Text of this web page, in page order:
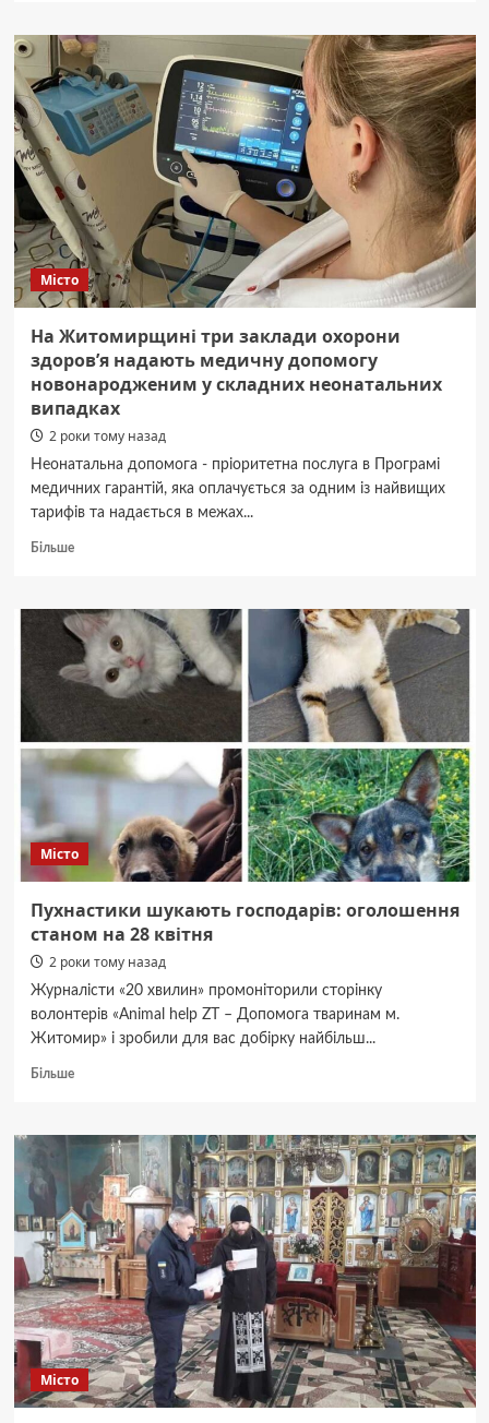
традицій
до
сучасності».
У
Житомирі
проведуть
великодній
майстерклас
із
розпису
писанок
Місто
На Житомирщині три заклади охорони
здоров’я надають медичну допомогу
новонародженим у складних неонатальних
випадках
2 роки тому назад
Неонатальна допомога - пріоритетна послуга в Програмі
медичних гарантій, яка оплачується за одним із найвищих
тарифів та надається в межах...
БільшеДокладніше
Житомирщині
три
заклади
охорони
здоров’я
медичну
допомогу
новонародженим
неонатальних
випадках
Місто
Пухнастики шукають господарів: оголошення
станом на 28 квітня
2 роки тому назад
Журналісти «20 хвилин» промоніторили сторінку
волонтерів «Animal help ZT – Допомога тваринам м.
Житомир» і зробили для вас добірку найбільш...
БільшеДокладніше
шукають
господарів:
оголошення
станом
на
28
квітня
Місто